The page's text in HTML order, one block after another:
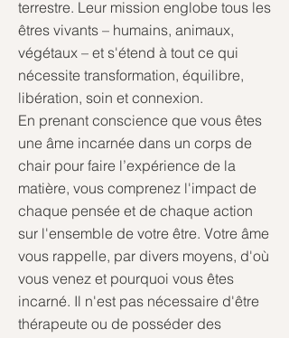
terrestre. Leur mission englobe tous les
êtres vivants – humains, animaux,
végétaux – et s'étend à tout ce qui
nécessite transformation, équilibre,
libération, soin et connexion.
En prenant conscience que vous êtes
une âme incarnée dans un corps de
chair pour faire l’expérience de la
matière, vous comprenez l'impact de
chaque pensée et de chaque action
sur l'ensemble de votre être. Votre âme
vous rappelle, par divers moyens, d'où
vous venez et pourquoi vous êtes
incarné. Il n'est pas nécessaire d'être
thérapeute ou de posséder des